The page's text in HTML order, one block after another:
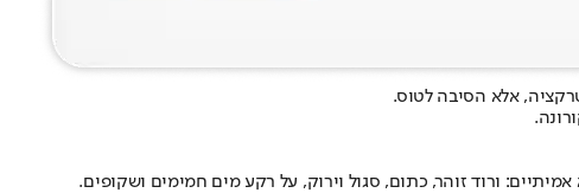
אלא הסיבה לטוס.
ורוד זוהר, כתום, סגול וירוק, על רקע מים חמימים ושקופים.